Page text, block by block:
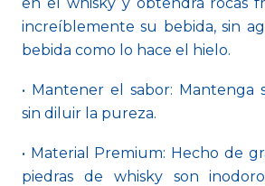
increíblemente su bebida, sin
bebida como lo hace el hielo.
• Mantener el sabor: Mantenga
sin diluir la pureza.
• Material Premium: Hecho de
piedras de whisky son